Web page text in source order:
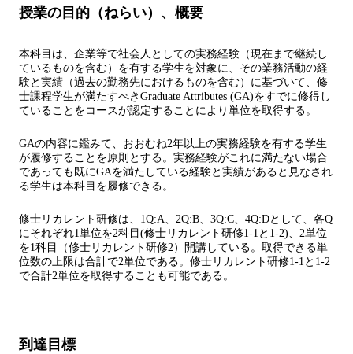
授業の目的（ねらい）、概要
本科目は、企業等で社会人としての実務経験（現在まで継続し
ているものを含む）を有する学生を対象に、その業務活動の経
験と実績（過去の勤務先におけるものを含む）に基づいて、修
士課程学生が満たすべきGraduate Attributes (GA)をすでに修得し
ていることをコースが認定することにより単位を取得する。
GAの内容に鑑みて、おおむね2年以上の実務経験を有する学生
が履修することを原則とする。実務経験がこれに満たない場合
であっても既にGAを満たしている経験と実績があると見なされ
る学生は本科目を履修できる。
修士リカレント研修は、1Q:A、2Q:B、3Q:C、4Q:Dとして、各Q
にそれぞれ1単位を2科目(修士リカレント研修1-1と1-2)、2単位
を1科目（修士リカレント研修2）開講している。取得できる単
位数の上限は合計で2単位である。修士リカレント研修1-1と1-2
で合計2単位を取得することも可能である。
到達目標